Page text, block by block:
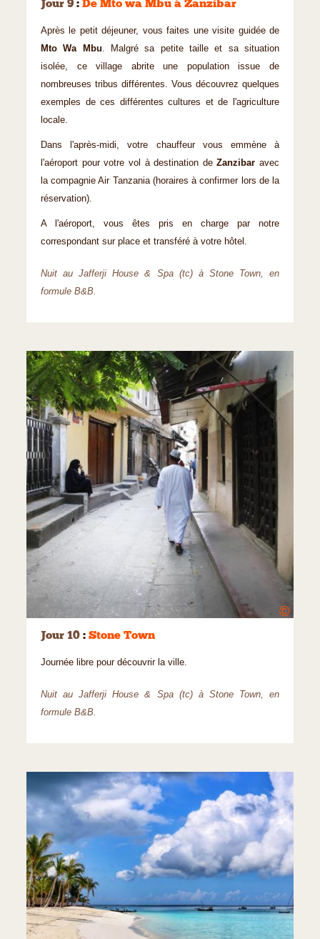
Jour 9: De Mto wa Mbu à Zanzibar
Après le petit déjeuner, vous faites une visite guidée de
Mto Wa Mbu. Malgré sa petite taille et sa situation
isolée, ce village abrite une population issue de
nombreuses tribus différentes. Vous découvrez quelques
exemples de ces différentes cultures et de l'agriculture
locale.
Dans l'après-midi, votre chauffeur vous emmène à
l'aéroport pour votre vol à destination deZanzibar avec
la compagnie Air Tanzania (horaires à confirmer lors de la
réservation).
A l'aéroport, vous êtes pris en charge par notre
correspondant sur place et transféré à votre hôtel.
Nuit au Jafferji House & Spa (tc) à Stone Town, en
formule B&B.
©
Jour 10 : Stone Town
Journée libre pour découvrir la ville.
Nuit au Jafferji House & Spa (tc) à Stone Town, en
formule B&B.